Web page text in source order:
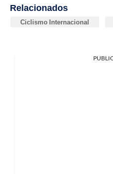
Relacionados
Ciclismo Internacional